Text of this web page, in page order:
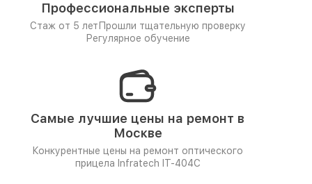
Профессиональные эксперты
Стаж от 5 лет Прошли тщательную проверку
Регулярное обучение
Самые лучшие цены на ремонт в
Москве
Конкурентные цены на ремонт оптического
прицела Infratech IT-404C